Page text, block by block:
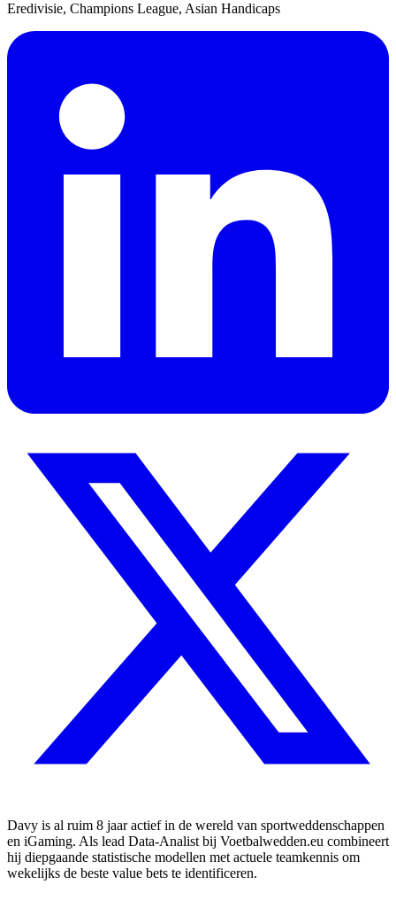
Eredivisie, Champions League, Asian Handicaps
Davy is al ruim 8 jaar actief in de wereld van sportweddenschappen
en iGaming. Als lead Data-Analist bij Voetbalwedden.eu combineert
hij diepgaande statistische modellen met actuele teamkennis om
wekelijks de beste value bets te identificeren.